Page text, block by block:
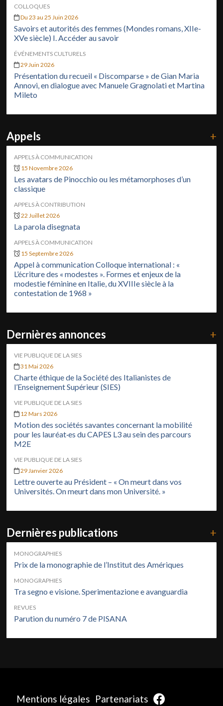
COLLOQUES
Du 23 au 25 Juin 2026
Savoirs et autorités des femmes (Mondes romans, XIIe-
XVe siècle) I. Accéder au savoir
ÉVÉNEMENTS CULTURELS
29 Juin 2026
Présentation du recueil « Discomparse » de Gian Maria
Annovi, en dialogue avec Manuele Gragnolati et Martina
Mileto
Appels +
APPELS À COMMUNICATION
15 Novembre 2026
Les avatars de Pinocchio ou les métamorphoses d’un
classique
APPELS À CONTRIBUTION
22 Juillet 2026
La parola disegnata
APPELS À COMMUNICATION
15 Septembre 2026
Appel à communication Colloque international : «
L’écriture des « modestes ». Formes et enjeux de la
modestie féminine en Italie, du XVIIIe siècle à la
contestation de 1968 »
Dernières annonces +
VIE PUBLIQUE DE LA SIES
31 Mai 2026
Charte éthique de la Société des Italianistes de
l’Enseignement Supérieur (SIES)
VIE PUBLIQUE DE LA SIES
12 Mars 2026
Motion des sociétés savantes concernant la mobilité
pour les lauréat·es du CAPES L3 au sein des parcours
M2E
VIE PUBLIQUE DE LA SIES
29 Janvier 2026
Lettre ouverte au Président – « On meurt dans vos
Universités. On meurt dans mon Université. »
Dernières publications +
MONOGRAPHIES
Prix de la monographie de l’Institut des Amériques
MONOGRAPHIES
Tra segno e visione. Sperimentazione e avanguardia
REVUES
Parution du numéro 7 de PISANA
Mentions légales Partenariats